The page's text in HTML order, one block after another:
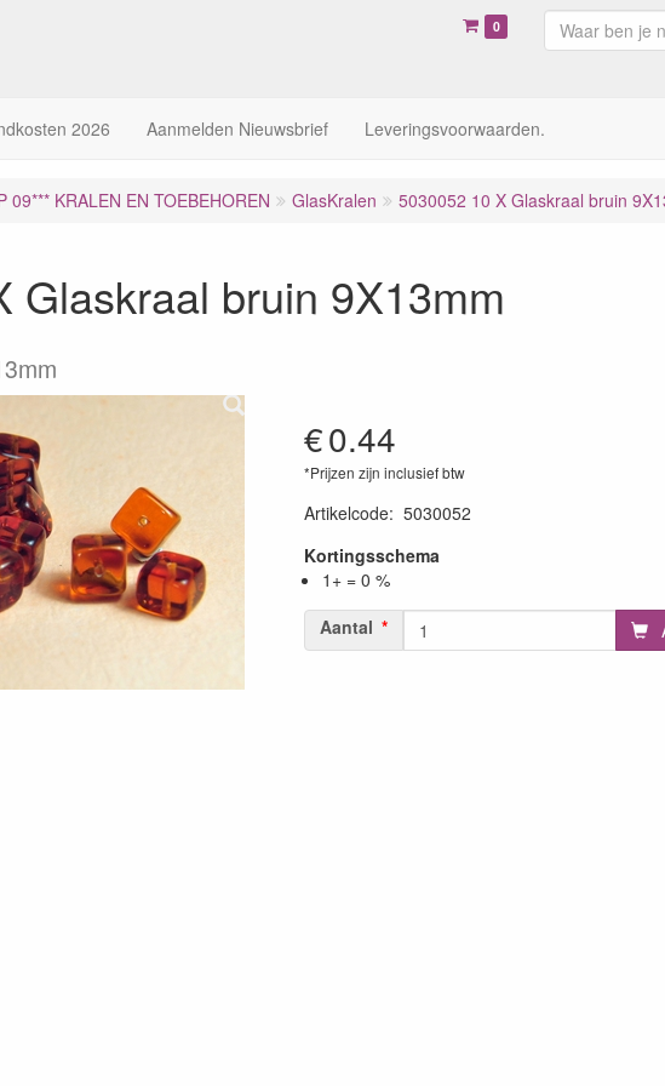
0
2026 Aanmelden Nieuwsbrief Leveringsvoorwaarden.
09*** KRALEN EN TOEBEHOREN GlasKralen 5030052 10 X Glaskraal bruin
Glaskraal bruin 9X13mm
€0.44
*Prijzen zijn inclusief btw
Artikelcode: 5030052
Kortingsschema
1+ = 0 %
Aantal